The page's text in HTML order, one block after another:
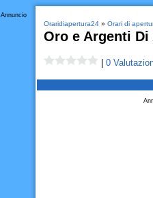
Annuncio
Oraridiapertura24» Orari di
Oro e Argenti
0